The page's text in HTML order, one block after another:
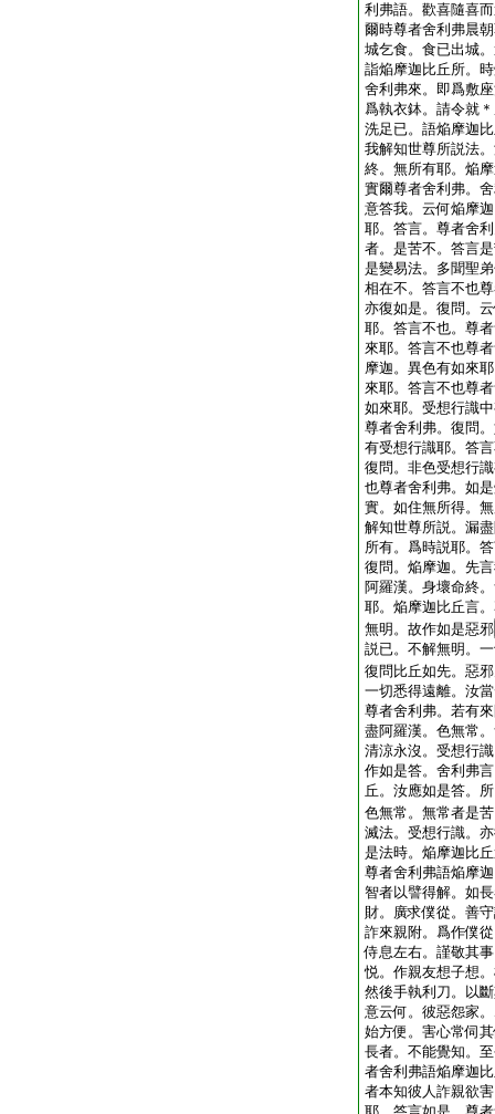
利弗語。歡喜隨喜
爾時尊者舍利弗晨
城乞食。食已出城
詣焔摩迦比丘所。
舍利弗來。即爲敷
爲執衣鉢。請令就
洗足已。語焔摩迦
我解知世尊所説法
終。無所有耶。焔
實爾尊者舍利弗。
意答我。云何焔摩
耶。答言。尊者舍
者。是苦不。答言
是變易法。多聞聖
相在不。答言不也
亦復如是。復問。
耶。答言不也。尊
來耶。答言不也尊
摩迦。異色有如來
來耶。答言不也尊
如來耶。受想行識
尊者舍利弗。復問
有受想行識耶。答
復問。非色受想行
也尊者舍利弗。如
實。如住無所得。
解知世尊所説。漏
所有。爲時説耶。
復問。焔摩迦。先
阿羅漢。身壞命終
耶。焔摩迦比丘言
無明。故作如是惡邪
説已。不解無明。
復問比丘如先。惡
一切悉得遠離。汝
尊者舍利弗。若有
盡阿羅漢。色無常
清涼永沒。受想行
作如是答。舍利弗
丘。汝應如是答。
色無常。無常者是
滅法。受想行識。
是法時。焔摩迦比
尊者舍利弗語焔摩
智者以譬得解。如
財。廣求僕從。善
詐來親附。爲作僕
侍息左右。謹敬其
悦。作親友想子想
然後手執利刀。以
意云何。彼惡怨家
始方便。害心常伺
長者。不能覺知。
者舍利弗語焔摩迦
者本知彼人詐親欲